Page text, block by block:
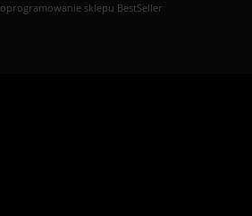
oprogramowanie sklepu BestSeller